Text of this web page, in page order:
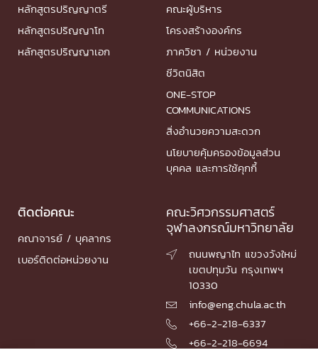
หลักสูตรปริญญาตรี
หลักสูตรปริญญาโท
หลักสูตรปริญญาเอก
คณะผู้บริหาร
โครงสร้างองค์กร
ภาควิชา / หน่วยงาน
ชีวิตนิสิต
ONE-STOP
COMMUNICATIONS
สิ่งอำนวยความสะดวก
นโยบายคุ้มครองข้อมูลส่วน
บุคคล และการใช้คุกกี้
ติดต่อคณะ
คณาจารย์ / บุคลากร
เบอร์ติดต่อหน่วยงาน
คณะวิศวกรรมศาสตร์
จุฬาลงกรณ์มหาวิทยาลัย

ถนนพญาไท แขวงวังใหม่
เขตปทุมวัน กรุงเทพฯ
10330
 info@eng.chula.ac.th
 +66-2-218-6337
 +66-2-218-6694